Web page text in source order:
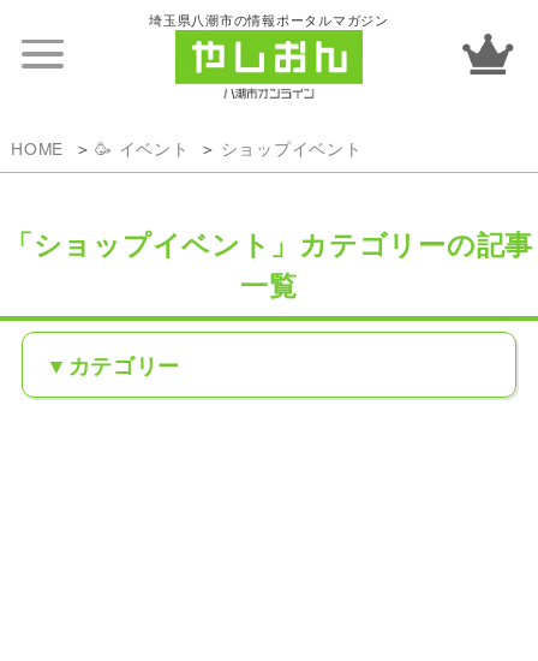
埼玉県八潮市の情報ポータルマガジン
HOME 🥳 イベント ショップイベント
「ショップイベント」カテゴリーの記事
一覧
カテゴリー